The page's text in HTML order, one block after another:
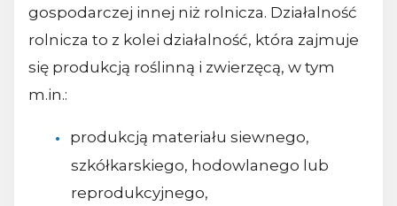
gospodarczej innej niż rolnicza. Działalność
rolnicza to z kolei działalność, która zajmuje
się produkcją roślinną i zwierzęcą, w tym
m.in.:
produkcją materiału siewnego,
szkółkarskiego, hodowlanego lub
reprodukcyjnego,